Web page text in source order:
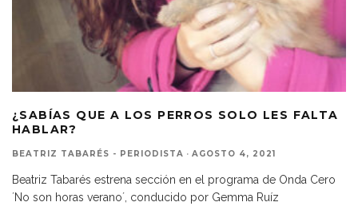
¿SABÍAS QUE A LOS PERROS SOLO LES FALTA
HABLAR?
BEATRIZ TABARÉS - PERIODISTA · AGOSTO 4, 2021
Beatriz Tabarés estrena sección en el programa de Onda Cero
´No son horas verano´, conducido por Gemma Ruíz